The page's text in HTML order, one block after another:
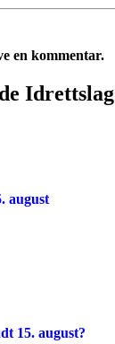
en kommentar.
Idrettslag
august
15. august?